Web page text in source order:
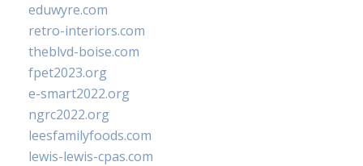
eduwyre.com
retro-interiors.com
theblvd-boise.com
fpet2023.org
e-smart2022.org
ngrc2022.org
leesfamilyfoods.com
lewis-lewis-cpas.com